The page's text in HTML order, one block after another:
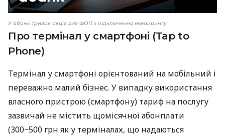
У àбанк триває акція для ФОП з підключення еквайрингу
Про термінал у смартфоні (Tap to
Phone)
Термінал у смартфоні орієнтований на мобільний і
переважно малий бізнес. У випадку використання
власного пристрою (смартфону) тариф на послугу
зазвичай не містить щомісячної абонплати
(300−500 грн як у терміналах, що надаються